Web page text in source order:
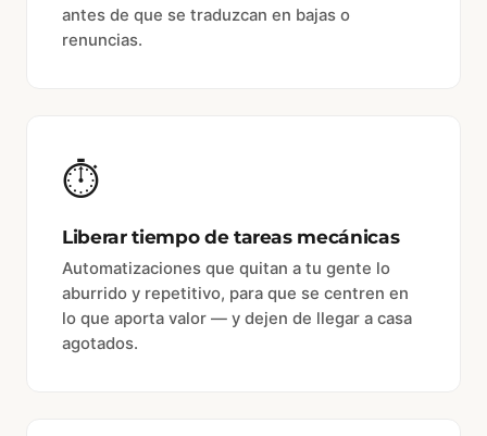
antes de que se traduzcan en bajas o
renuncias.
⏱️
Liberar tiempo de tareas mecánicas
Automatizaciones que quitan a tu gente lo
aburrido y repetitivo, para que se centren en
lo que aporta valor — y dejen de llegar a casa
agotados.